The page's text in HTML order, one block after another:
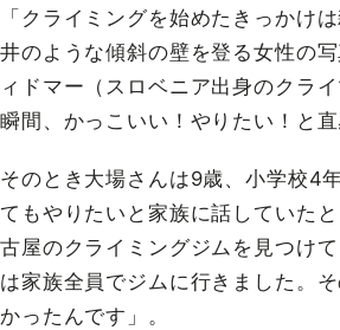
「クライミングを始めたきっかけ
井のような傾斜の壁を登る女性の
ィドマー（スロベニア出身のクラ
瞬間、かっこいい！やりたい！と直
そのとき大場さんは9歳、小学校4
てもやりたいと家族に話していた
古屋のクライミングジムを見つけ
は家族全員でジムに行きました。
かったんです」。